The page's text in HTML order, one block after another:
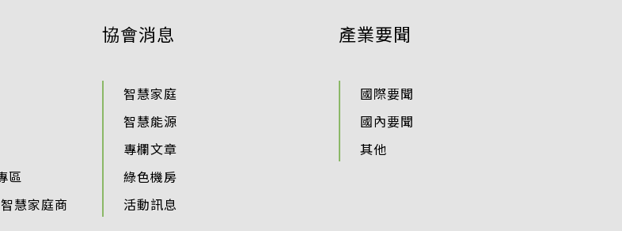
區
慧家庭商
協會消息
智慧家庭
智慧能源
專欄文章
綠色機房
活動訊息
產業要聞
國際要聞
國內要聞
其他